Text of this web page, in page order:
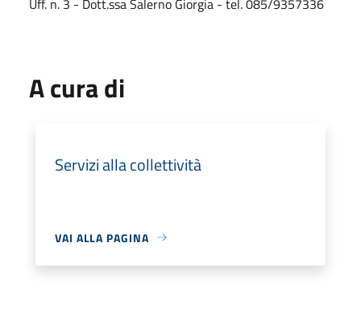
A cura di
Servizi alla collettività
VAI ALLA PAGINA